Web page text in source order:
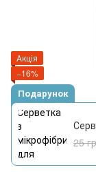
Акція
−16%
Подарунок
25